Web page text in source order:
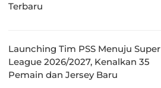
Terbaru
Launching Tim PSS Menuju Super
League 2026/2027, Kenalkan 35
Pemain dan Jersey Baru